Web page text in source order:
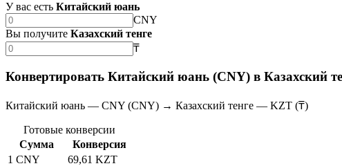
У вас есть Китайский юань
CNY
Вы получите Казахский тенге
₸
Конвертировать Китайский юань (CNY) в Казахский
Китайский юань — CNY (CNY) → Казахский тенге — KZT (₸)
Готовые конверсии
Сумма
Конверсия
1 CNY
69,61 KZT